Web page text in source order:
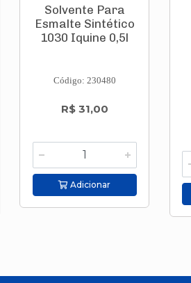
Solvente Para
Esmalte Sintético
1030 Iquine 0,5l
Código: 230480
R$ 31,00
Adicionar